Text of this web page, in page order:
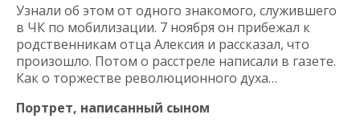
Узнали об этом от одного знакомого, служившего
в ЧК по мобилизации. 7 ноября он прибежал к
родственникам отца Алексия и рассказал, что
произошло. Потом о расстреле написали в газете.
Как о торжестве революционного духа…
Портрет, написанный сыном